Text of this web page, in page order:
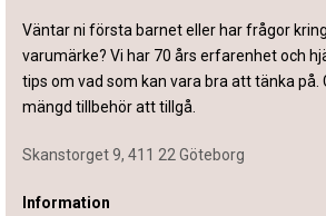
Väntar ni första barnet eller har frågor
varumärke? Vi har 70 års erfarenhet och
tips om vad som kan vara bra att tänka på.
mängd tillbehör att tillgå.
Skanstorget 9, 411 22 Göteborg
Information